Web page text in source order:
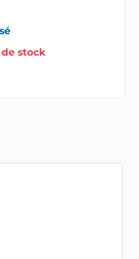
stock